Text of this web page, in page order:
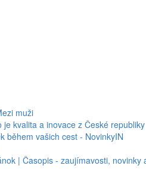
muži
kvalita a inovace z České republiky
během vašich cest - NovinkyIN
| Časopis - zaujímavosti, novinky